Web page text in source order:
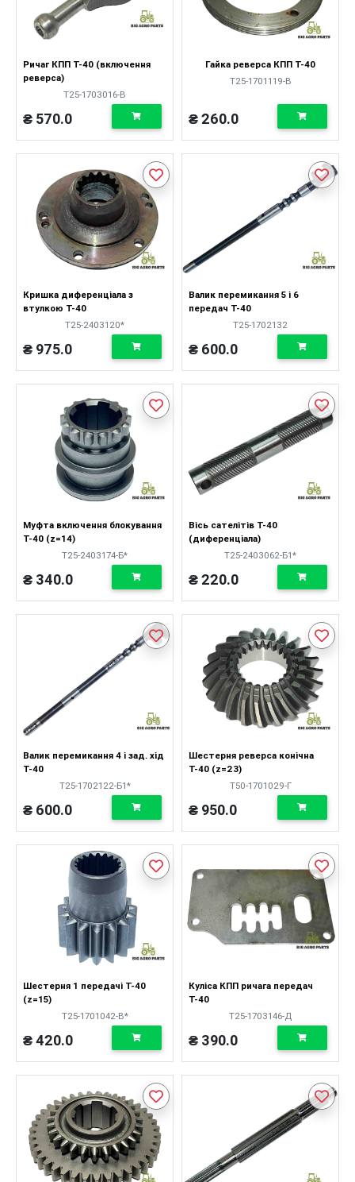
Ричаг КПП Т-40 (включення
реверса)
Т25-1703016-В
₴ 570.0
Гайка реверса КПП Т-40
Т25-1701119-В
₴ 260.0
Кришка диференціала з
втулкою Т-40
Т25-2403120*
₴ 975.0
Валик перемикання 5 і 6
передач Т-40
Т25-1702132
₴ 600.0
Муфта включення блокування
Т-40 (z=14)
Т25-2403174-Б*
₴ 340.0
Вісь сателітів Т-40
(диференціала)
Т25-2403062-Б1*
₴ 220.0
Валик перемикання 4 і зад. хід
Т-40
Т25-1702122-Б1*
₴ 600.0
Шестерня реверса конічна
Т-40 (z=23)
Т50-1701029-Г
₴ 950.0
Шестерня 1 передачі Т-40
(z=15)
Т25-1701042-В*
₴ 420.0
Куліса КПП ричага передач
Т-40
Т25-1703146-Д
₴ 390.0